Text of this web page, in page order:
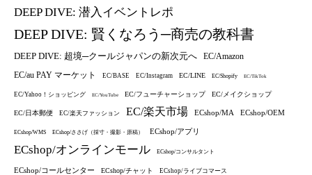
DEEP DIVE: 潜入イベントレポ
DEEP DIVE: 賢くなろう─商売の教科書
DEEP DIVE: 超境─クールジャパンの新次元へ EC/Amazon
EC/au PAY マーケット EC/BASE EC/Instagram EC/LINE EC/Shopify EC/TikTok
EC/Yahoo！ショッピング EC/YouTube EC/フューチャーショップ EC/メイクショップ
EC/日本郵便 EC/楽天ファッション EC/楽天市場 ECshop/MA ECshop/OEM
ECshop/WMS ECshop/ささげ（採寸・撮影・原稿） ECshop/アプリ
ECshop/オンラインモール ECshop/コンサルタント
ECshop/コールセンター ECshop/チャット ECshop/ライブコマース